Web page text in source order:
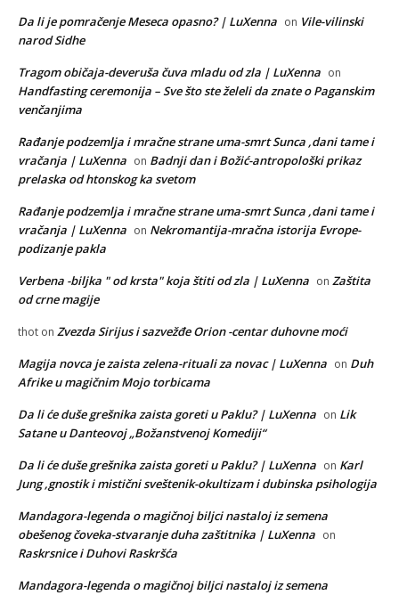
Da li je pomračenje Meseca opasno? | LuXenna on Vile-vilinski
narod Sidhe
Tragom običaja-deveruša čuva mladu od zla | LuXenna on
Handfasting ceremonija – Sve što ste želeli da znate o Paganskim
venčanjima
Rađanje podzemlja i mračne strane uma-smrt Sunca ,dani tame i
vračanja | LuXenna on Badnji dan i Božić-antropološki prikaz
prelaska od htonskog ka svetom
Rađanje podzemlja i mračne strane uma-smrt Sunca ,dani tame i
vračanja | LuXenna on Nekromantija-mračna istorija Evrope-
podizanje pakla
Verbena -biljka " od krsta" koja štiti od zla | LuXenna on Zaštita
od crne magije
thot on Zvezda Sirijus i sazvežđe Orion -centar duhovne moći
Magija novca je zaista zelena-rituali za novac | LuXenna on Duh
Afrike u magičnim Mojo torbicama
Da li će duše grešnika zaista goreti u Paklu? | LuXenna on Lik
Satane u Danteovoj „Božanstvenoj Komediji“
Da li će duše grešnika zaista goreti u Paklu? | LuXenna on Karl
Jung ,gnostik i mistični sveštenik-okultizam i dubinska psihologija
Mandagora-legenda o magičnoj biljci nastaloj iz semena
obešenog čoveka-stvaranje duha zaštitnika | LuXenna on
Raskrsnice i Duhovi Raskršća
Mandagora-legenda o magičnoj biljci nastaloj iz semena